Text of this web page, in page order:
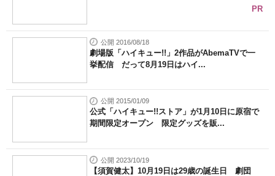
PR
公開 2016/08/18
劇場版「ハイキュー!!」2作品がAbemaTVで一
挙配信 だって8月19日はハイ...
公開 2015/01/09
公式「ハイキュー!!ストア」が1月10日に原宿で
期間限定オープン 限定グッズを販...
公開 2023/10/19
【須賀健太】10月19日は29歳の誕生日 劇団